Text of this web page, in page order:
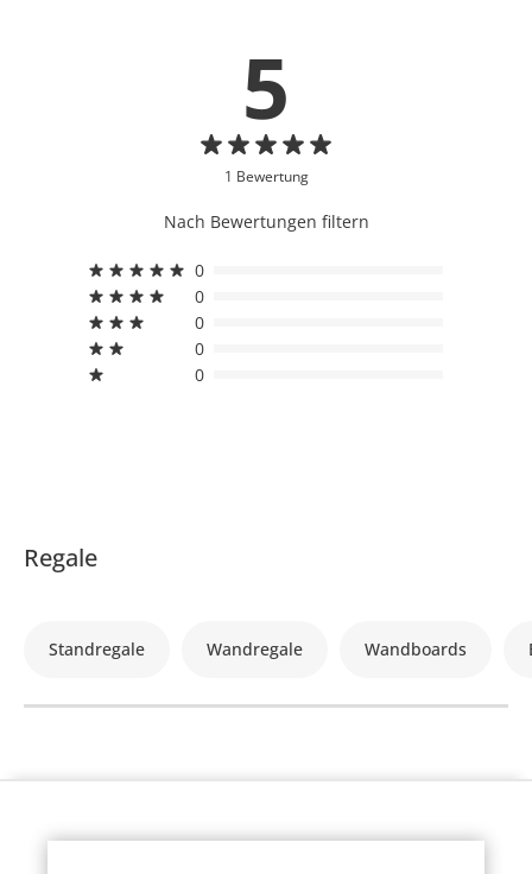
5
1 Bewertung
Nach Bewertungen filtern
0
0
0
0
0
Regale
Standregale Wandregale Wandboards